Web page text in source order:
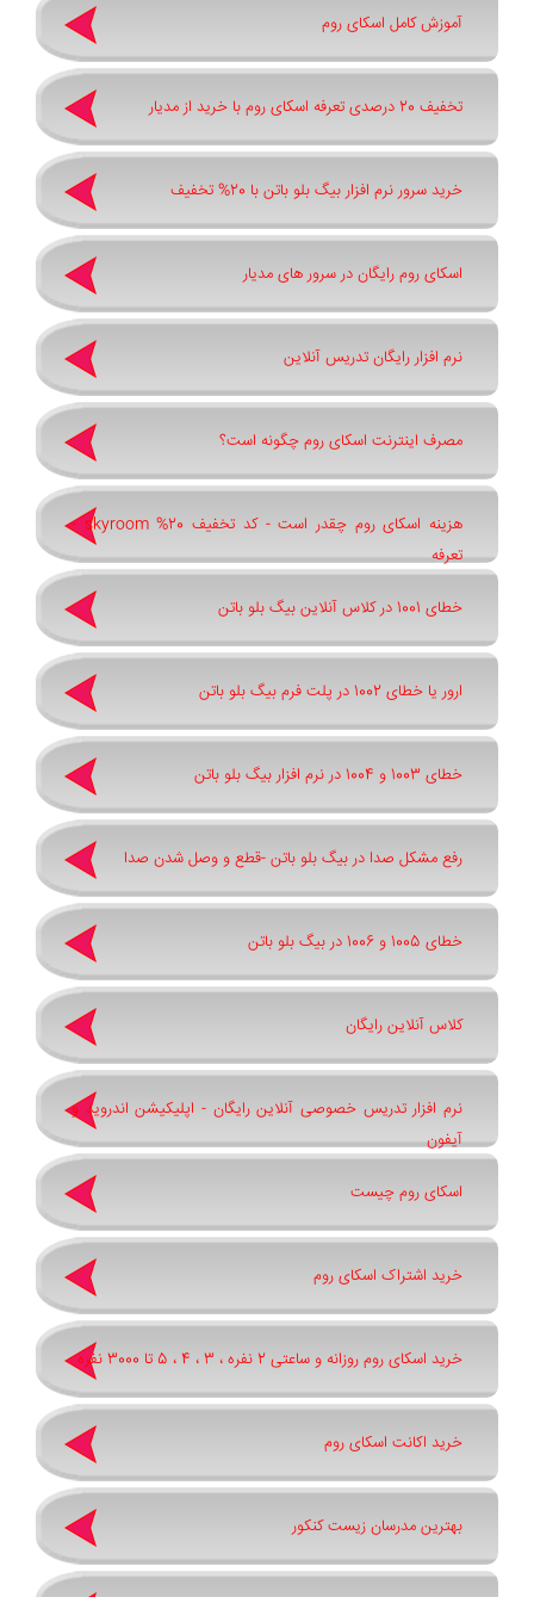
آموزش کامل اسکای روم
تخفیف 20 درصدی تعرفه اسکای روم با خرید از مدیار
خرید سرور نرم افزار بیگ بلو باتن با 20% تخفیف
اسکای روم رایگان در سرور های مدیار
نرم افزار رایگان تدریس آنلاین
مصرف اینترنت اسکای روم چگونه است؟
هزینه اسکای روم چقدر است - کد تخفیف 20% skyroom -
تعرفه
خطای 1001 در کلاس آنلاین بیگ بلو باتن
ارور یا خطای 1002 در پلت فرم بیگ بلو باتن
خطای 1003 و 1004 در نرم افزار بیگ بلو باتن
رفع مشکل صدا در بیگ بلو باتن -قطع و وصل شدن صدا
خطای 1005 و 1006 در بیگ بلو باتن
کلاس آنلاین رایگان
نرم افزار تدریس خصوصی آنلاین رایگان - اپلیکیشن اندروید و
آیفون
اسکای روم چیست
خرید اشتراک اسکای روم
خرید اسکای روم روزانه و ساعتی 2 نفره ، 3 ، 4 ، 5 تا 3000 نفره
خرید اکانت اسکای روم
بهترین مدرسان زیست کنکور